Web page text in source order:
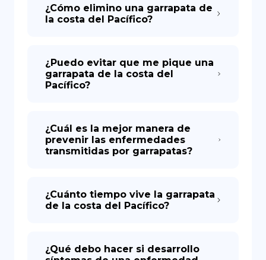
¿Cómo elimino una garrapata de
la costa del Pacífico?
¿Puedo evitar que me pique una
garrapata de la costa del
Pacífico?
¿Cuál es la mejor manera de
prevenir las enfermedades
transmitidas por garrapatas?
¿Cuánto tiempo vive la garrapata
de la costa del Pacífico?
¿Qué debo hacer si desarrollo